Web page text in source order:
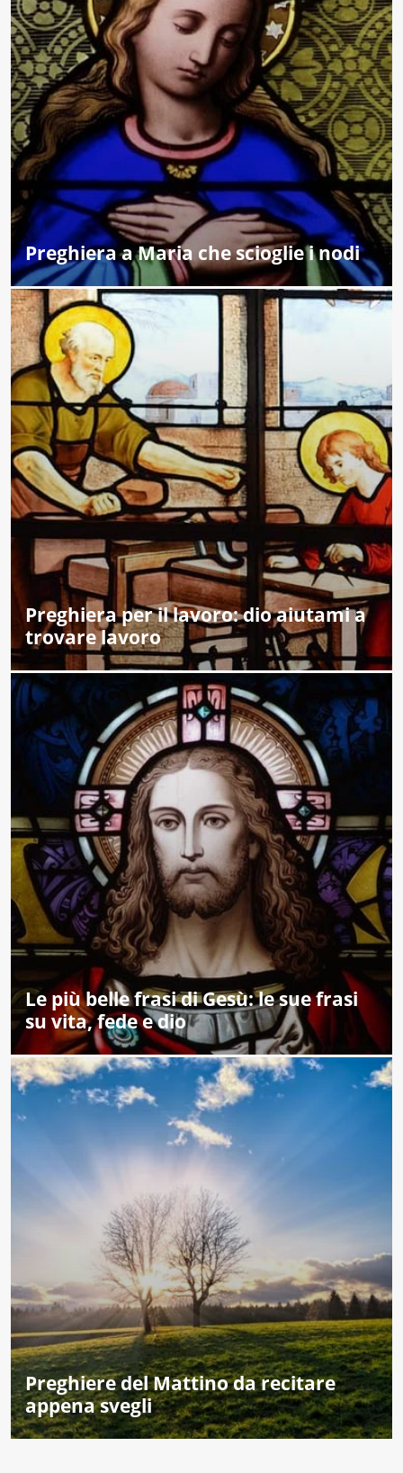
Preghiera a Maria che scioglie i nodi
Preghiera per il lavoro: dio aiutami a
trovare lavoro
Le più belle frasi di Gesù: le sue frasi
su vita, fede e dio
Preghiere del Mattino da recitare
appena svegli